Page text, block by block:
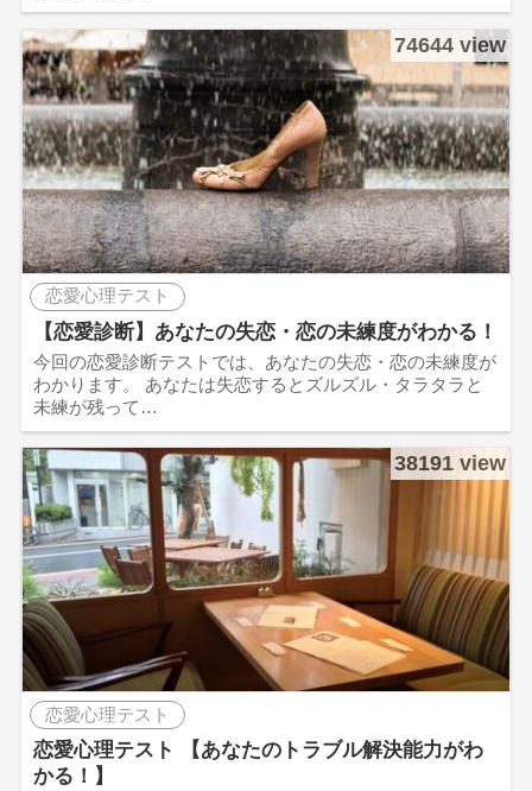
74644 view
恋愛心理テスト
【恋愛診断】あなたの失恋・恋の未練度がわかる！
今回の恋愛診断テストでは、あなたの失恋・恋の未練度が
わかります。 あなたは失恋するとズルズル・タラタラと
未練が残って…
38191 view
恋愛心理テスト
恋愛心理テスト 【あなたのトラブル解決能力がわ
かる！】